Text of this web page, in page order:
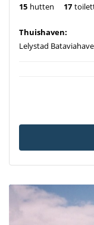
15 hutten 17
Thuishaven:
Lelystad